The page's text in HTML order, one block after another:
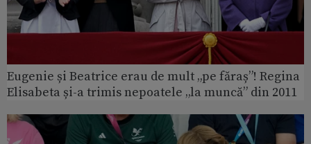
Eugenie și Beatrice erau de mult „pe făraș”! Regina
Elisabeta și-a trimis nepoatele „la muncă” din 2011